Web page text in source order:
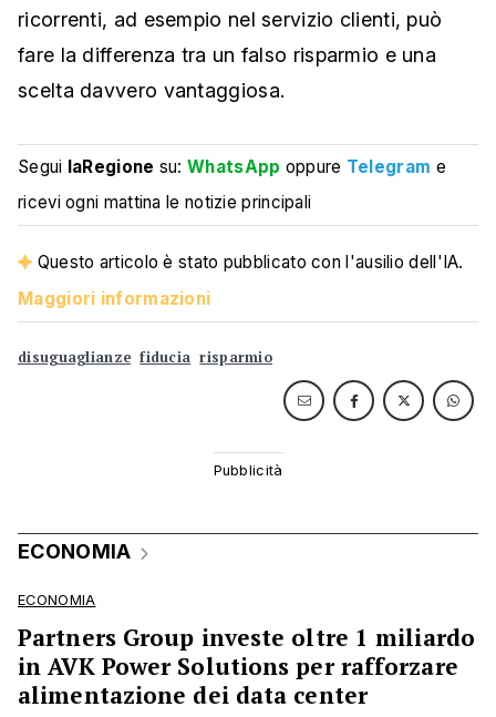
ricorrenti, ad esempio nel servizio clienti, può
fare la differenza tra un falso risparmio e una
scelta davvero vantaggiosa.
Segui laRegione su:WhatsApp oppure Telegram e
ricevi ogni mattina le notizie principali
Questo articolo è stato pubblicato con l'ausilio dell'IA.
Maggiori informazioni
disuguaglianze fiducia risparmio
ECONOMIA
ECONOMIA
Partners Group investe oltre 1 miliardo
in AVK Power Solutions per rafforzare
alimentazione dei data center